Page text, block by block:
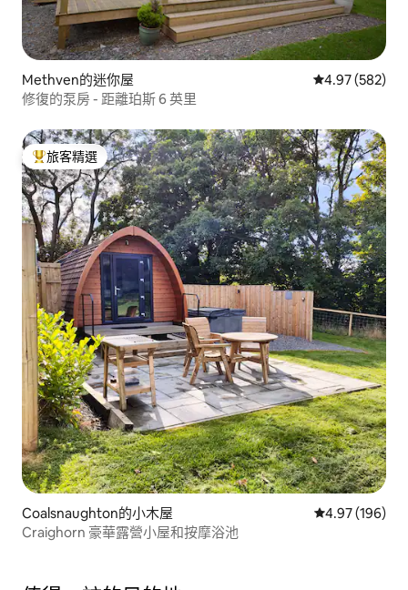
Methven的迷你屋 從 582 則評價
4.97 (582)
修復的泵房 - 距離珀斯 6 英里
旅客精選榜首
旅客精選
Coalsnaughton的小木屋 從 196 則評價
4.97 (196)
Craighorn 豪華露營小屋和按摩浴池